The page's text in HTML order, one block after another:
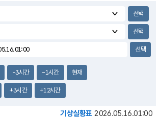
2.0m/s
-3시간 -1시간 현재
+3시간 +12시간
기상실황표 2026.05.16.01:00